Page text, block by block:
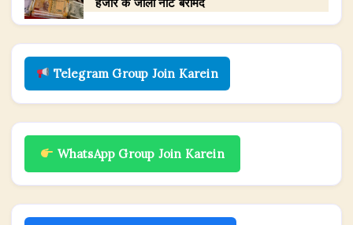
Telegram Group Join Karein
WhatsApp Group Join Karein